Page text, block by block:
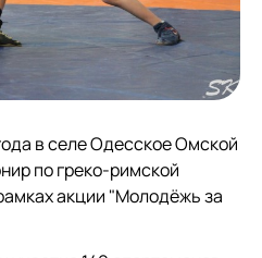
в селе Одесское Омской
по греко-римской
акции "Молодёжь за